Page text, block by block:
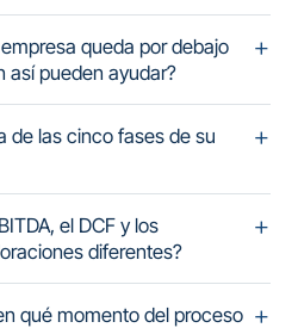
queda por debajo
así pueden ayudar?
de las cinco fases de su
el DCF y los
diferentes?
qué momento del proceso